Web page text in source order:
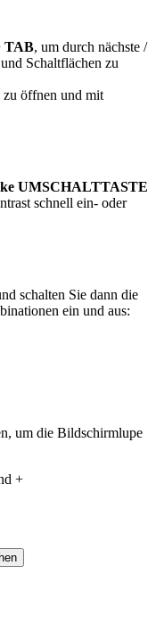
TAB, um durch nächste /
Schaltflächen zu
öffnen und mit
UMSCHALTTASTE
schnell ein- oder
schalten Sie dann die
ein und aus:
um die Bildschirmlupe
+